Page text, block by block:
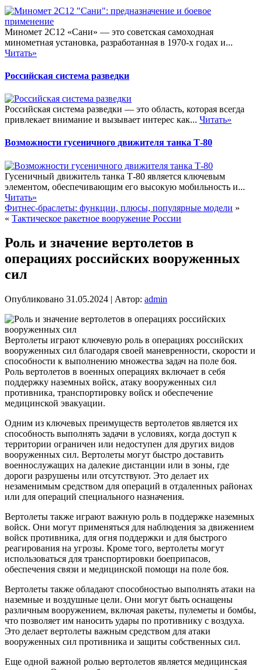
Миномет 2С12 «Сани» — это советская самоходная
минометная установка, разработанная в 1970-х годах и...
Читать»
Российская система разведки
Российская система разведки — это область, которая всегда
привлекает внимание и вызывает интерес как... Читать»
Возможности гусеничного движителя танка Т-80
Гусеничный движитель танка Т-80 является ключевым
элементом, обеспечивающим его высокую мобильность и...
Читать»
Фитнес-браслеты: функции, плюсы, популярные модели »
« Тактическое ракетное вооружение России
Роль и значение вертолетов в
операциях российских вооруженных
сил
Опубликовано 31.05.2024 | Автор: admin
Вертолеты играют ключевую роль в операциях российских
вооруженных сил благодаря своей маневренности, скорости и
способности к выполнению множества задач на поле боя.
Роль вертолетов в военных операциях включает в себя
поддержку наземных войск, атаку вооруженных сил
противника, транспортировку войск и обеспечение
медицинской эвакуации.
Одним из ключевых преимуществ вертолетов является их
способность выполнять задачи в условиях, когда доступ к
территории ограничен или недоступен для других видов
вооруженных сил. Вертолеты могут быстро доставить
военнослужащих на далекие дистанции или в зоны, где
дороги разрушены или отсутствуют. Это делает их
незаменимым средством для операций в отдаленных районах
или для операций специального назначения.
Вертолеты также играют важную роль в поддержке наземных
войск. Они могут применяться для наблюдения за движением
войск противника, для огня поддержки и для быстрого
реагирования на угрозы. Кроме того, вертолеты могут
использоваться для транспортировки боеприпасов,
обеспечения связи и медицинской помощи на поле боя.
Вертолеты также обладают способностью выполнять атаки на
наземные и воздушные цели. Они могут быть оснащены
различным вооружением, включая ракеты, пулеметы и бомбы,
что позволяет им наносить удары по противнику с воздуха.
Это делает вертолеты важным средством для атаки
вооруженных сил противника и защиты собственных сил.
Еще одной важной ролью вертолетов является медицинская